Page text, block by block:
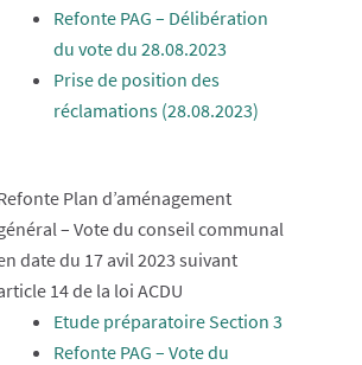
Refonte PAG – Délibération
du vote du 28.08.2023
Prise de position des
réclamations (28.08.2023)
Plan d’aménagement
– Vote du conseil communal
date du 17 avil 2023 suivant
14 de la loi ACDU
Etude préparatoire Section 3
Refonte PAG – Vote du